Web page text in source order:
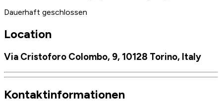
Dauerhaft geschlossen
Location
Via Cristoforo Colombo, 9, 10128 Torino, Italy
Kontaktinformationen